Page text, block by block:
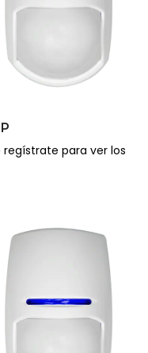
regístrate para ver los